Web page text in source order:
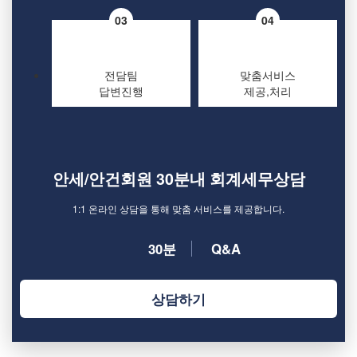
03
전담팀
답변진행
04
맞춤서비스
제공,처리
안세/안건회원 30분내 회계세무상담
1:1 온라인 상담을 통해 맞춤 서비스를 제공합니다.
30분 Q&A
상담하기